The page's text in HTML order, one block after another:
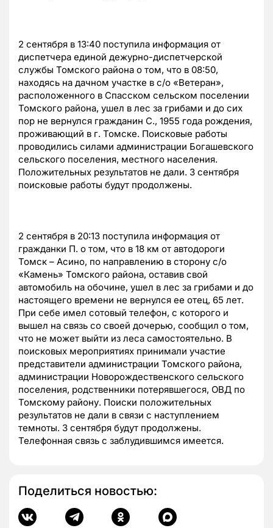
2 сентября в 13:40 поступила информация от
диспетчера единой дежурно-диспетчерской
службы Томского района о том, что в 08:50,
находясь на дачном участке в с/о «Ветеран»,
расположенного в Спасском сельском поселении
Томского района, ушел в лес за грибами и до сих
пор не вернулся гражданин С., 1955 года рождения,
проживающий в г. Томске. Поисковые работы
проводились силами администрации Богашевского
сельского поселения, местного населения.
Положительных результатов не дали. 3 сентября
поисковые работы будут продолжены.
2 сентября в 20:13 поступила информация от
гражданки П. о том, что в 18 км от автодороги
Томск – Асино, по направлению в сторону с/о
«Камень» Томского района, оставив свой
автомобиль на обочине, ушел в лес за грибами и до
настоящего времени не вернулся ее отец, 65 лет.
При себе имел сотовый телефон, с которого и
вышел на связь со своей дочерью, сообщил о том,
что не может выйти из леса самостоятельно. В
поисковых мероприятиях принимали участие
представители администрации Томского района,
администрации Новорождественского сельского
поселения, родственники потерявшегося, ОВД по
Томскому району. Поиски положительных
результатов не дали в связи с наступлением
темноты. 3 сентября будут продолжены.
Телефонная связь с заблудившимся имеется.
Поделиться новостью: